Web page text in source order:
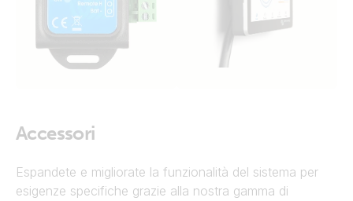
Accessori
Espandete e migliorate la funzionalità del sistema per
esigenze specifiche grazie alla nostra gamma di